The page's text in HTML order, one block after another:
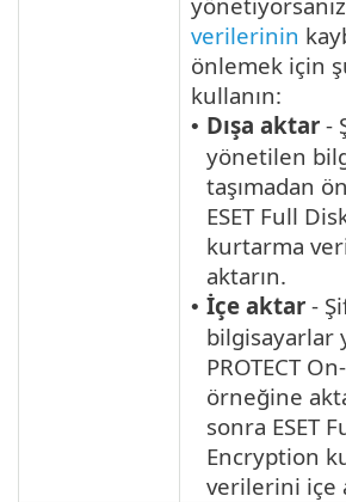
verilerinin
önlemek için
kullanın:
• Dışa aktar -
yönetilen
taşımadan
ESET Full
kurtarma
aktarın.
• İçe aktar -
bilgisayarlar
PROTECT
örneğine
sonra ESET
Encryption
verilerini içe